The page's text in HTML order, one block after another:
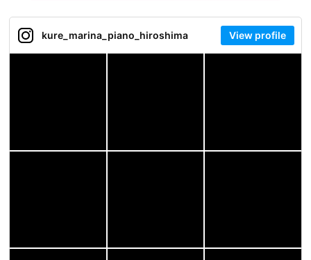
kure_marina_piano_hiroshima View profile